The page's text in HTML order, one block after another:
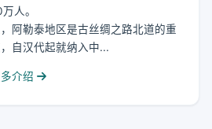
人。
阿勒泰地区是古丝绸之路北道的重
自汉代起就纳入中...
介绍